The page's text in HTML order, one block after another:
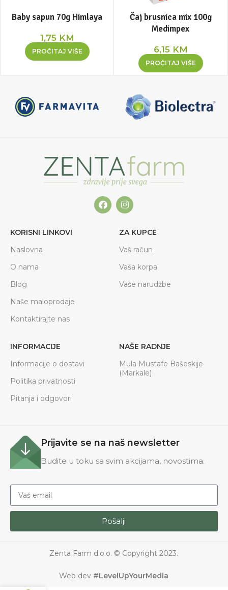
Baby sapun 70g Himlaya
1,75 KM
PROČITAJ VIŠE
Čaj brusnica mix 100g
Medimpex
6,15 KM
PROČITAJ VIŠE
KORISNI LINKOVI
Naslovna
O nama
Blog
Naše maloprodaje
Kontaktirajte nas
ZA KUPCE
Vaš račun
Vaša korpa
Vaše narudžbe
INFORMACIJE
Informacije o dostavi
Politika privatnosti
Pitanja i odgovori
NAŠE RADNJE
Mula Mustafe Bašeskije
(Markale)
Prijavite se na naš newsletter
Budite u toku sa svim akcijama, novostima.
Pošalji
Zenta Farm d.o.o. © Copyright 2023.
Web dev #LevelUpYourMedia